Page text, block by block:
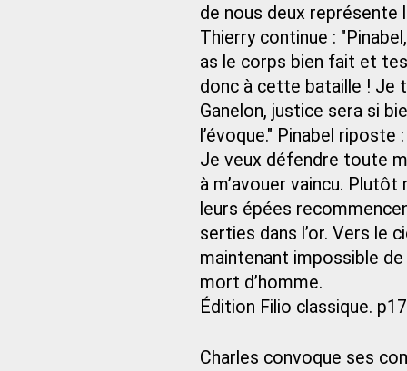
de nous deux représente
Thierry continue :
as le corps bien fait et
donc à cette bataille ! Je
Ganelon, justice sera si
l’évoque." Pinabel
Je veux défendre toute
à m’avouer vaincu.
leurs épées
serties dans l’or. Vers le
maintenant impossible
mort d’homme.
Édition Filio classique.
Charles convoque ses